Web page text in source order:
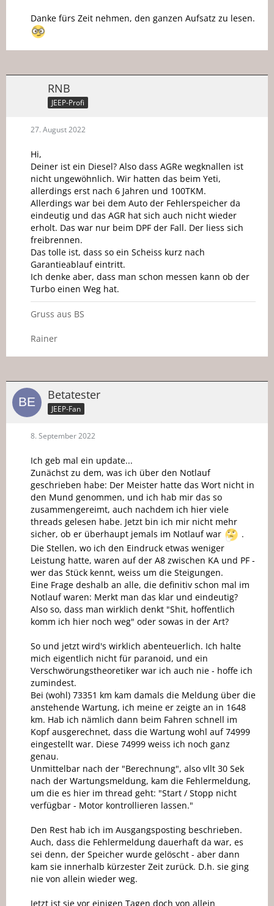
Danke fürs Zeit nehmen, den ganzen Aufsatz zu lesen.
RNB
JEEP-Profi
27. August 2022
Hi,
Deiner ist ein Diesel? Also dass AGRe wegknallen ist
nicht ungewöhnlich. Wir hatten das beim Yeti,
allerdings erst nach 6 Jahren und 100TKM.
Allerdings war bei dem Auto der Fehlerspeicher da
eindeutig und das AGR hat sich auch nicht wieder
erholt. Das war nur beim DPF der Fall. Der liess sich
freibrennen.
Das tolle ist, dass so ein Scheiss kurz nach
Garantieablauf eintritt.
Ich denke aber, dass man schon messen kann ob der
Turbo einen Weg hat.
Gruss aus BS
Rainer
Betatester
JEEP-Fan
8. September 2022
Ich geb mal ein update...
Zunächst zu dem, was ich über den Notlauf
geschrieben habe: Der Meister hatte das Wort nicht in
den Mund genommen, und ich hab mir das so
zusammengereimt, auch nachdem ich hier viele
threads gelesen habe. Jetzt bin ich mir nicht mehr
sicher, ob er überhaupt jemals im Notlauf war
.
Die Stellen, wo ich den Eindruck etwas weniger
Leistung hatte, waren auf der A8 zwischen KA und PF -
wer das Stück kennt, weiss um die Steigungen.
Eine Frage deshalb an alle, die definitiv schon mal im
Notlauf waren: Merkt man das klar und eindeutig?
Also so, dass man wirklich denkt "Shit, hoffentlich
komm ich hier noch weg" oder sowas in der Art?
So und jetzt wird's wirklich abenteuerlich. Ich halte
mich eigentlich nicht für paranoid, und ein
Verschwörungstheoretiker war ich auch nie - hoffe ich
zumindest.
Bei (wohl) 73351 km kam damals die Meldung über die
anstehende Wartung, ich meine er zeigte an in 1648
km. Hab ich nämlich dann beim Fahren schnell im
Kopf ausgerechnet, dass die Wartung wohl auf 74999
eingestellt war. Diese 74999 weiss ich noch ganz
genau.
Unmittelbar nach der "Berechnung", also vllt 30 Sek
nach der Wartungsmeldung, kam die Fehlermeldung,
um die es hier im thread geht: "Start / Stopp nicht
verfügbar - Motor kontrollieren lassen."
Den Rest hab ich im Ausgangsposting beschrieben.
Auch, dass die Fehlermeldung dauerhaft da war, es
sei denn, der Speicher wurde gelöscht - aber dann
kam sie innerhalb kürzester Zeit zurück. D.h. sie ging
nie von allein wieder weg.
Jetzt ist sie vor einigen Tagen doch von allein